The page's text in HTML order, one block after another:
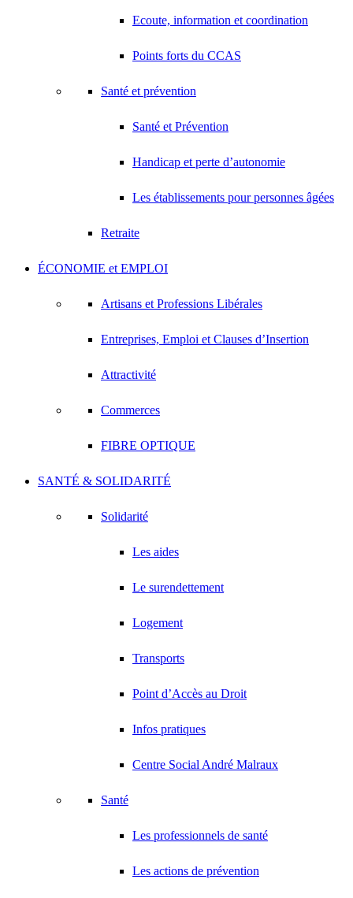
Ecoute, information et coordination
Points forts du CCAS
Santé et prévention
Santé et Prévention
Handicap et perte d’autonomie
Les établissements pour personnes âgées
Retraite
ÉCONOMIE et EMPLOI
Artisans et Professions Libérales
Entreprises, Emploi et Clauses d’Insertion
Attractivité
Commerces
FIBRE OPTIQUE
SANTÉ & SOLIDARITÉ
Solidarité
Les aides
Le surendettement
Logement
Transports
Point d’Accès au Droit
Infos pratiques
Centre Social André Malraux
Santé
Les professionnels de santé
Les actions de prévention